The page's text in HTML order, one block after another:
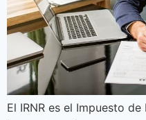
El IRNR es el Impuesto